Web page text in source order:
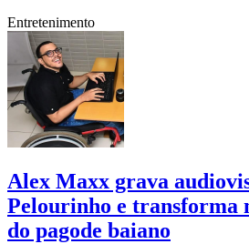
Entretenimento
Alex Maxx grava
Pelourinho e transforma
do pagode baiano